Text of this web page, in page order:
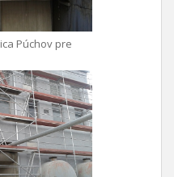
Púchov pre